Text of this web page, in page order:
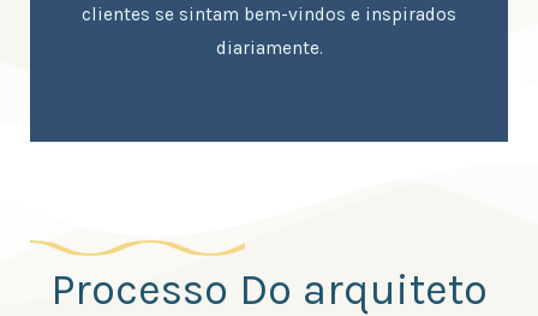
clientes se sintam bem-vindos e inspirados
diariamente.
Processo Do arquiteto